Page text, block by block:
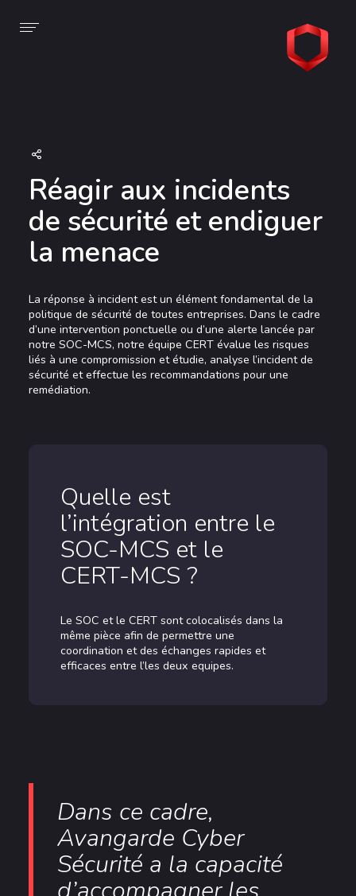
Le groupe Monaco Digital
Voir la page
Détecter
Réagir
Privacy
Réagir aux incidents
de sécurité et endiguer
la menace
La réponse à incident est un élément fondamental de la
politique de sécurité de toutes entreprises. Dans le cadre
d’une intervention ponctuelle ou d’une alerte lancée par
notre SOC-MCS, notre équipe CERT évalue les risques
liés à une compromission et étudie, analyse l’incident de
sécurité et effectue les recommandations pour une
remédiation.
Quelle est
l’intégration entre le
SOC-MCS et le
CERT-MCS ?
Le SOC et le CERT sont colocalisés dans la
même pièce afin de permettre une
coordination et des échanges rapides et
efficaces entre l’les deux equipes.
Dans ce cadre,
Avangarde Cyber
Sécurité a la capacité